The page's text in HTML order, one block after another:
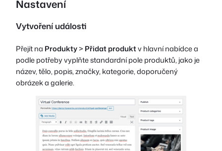
Nastavení
Vytvoření události
Přejít na Produkty> Přidat produktv hlavní nabídce a
podle potřeby vyplňte standardní pole produktů, jako je
název, tělo, popis, značky, kategorie, doporučený
obrázek a galerie.